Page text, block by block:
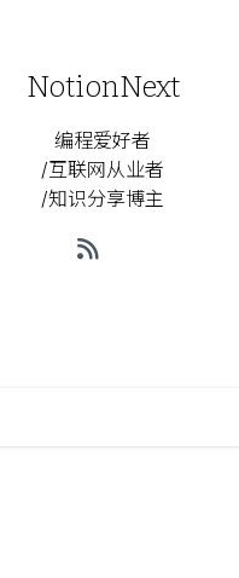
NotionNext
编程爱好者
/互联网从业者
/知识分享博主